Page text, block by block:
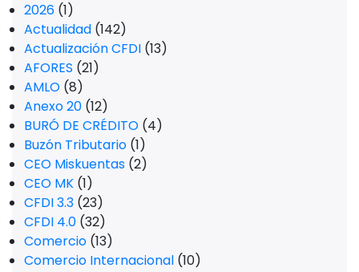
2026 (1)
Actualidad (142)
Actualización CFDI (13)
AFORES (21)
AMLO (8)
Anexo 20 (12)
BURÓ DE CRÉDITO (4)
Buzón Tributario (1)
CEO Miskuentas (2)
CEO MK (1)
CFDI 3.3 (23)
CFDI 4.0 (32)
Comercio (13)
Comercio Internacional (10)